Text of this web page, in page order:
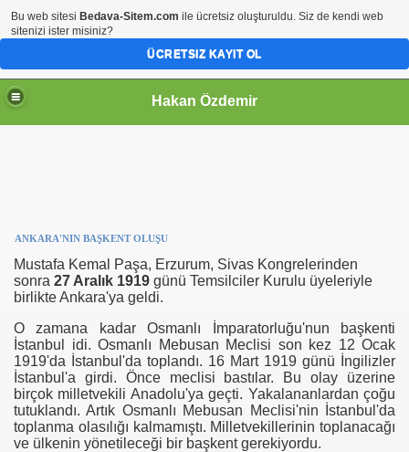
Hakan Özdemir
ANKARA'NIN BAŞKENT OLUŞU
Mustafa Kemal Paşa, Erzurum, Sivas Kongrelerinden
sonra 27 Aralık 1919 günü Temsilciler Kurulu üyeleriyle
birlikte Ankara'ya geldi.
O zamana kadar Osmanlı İmparatorluğu'nun başkenti
İstanbul idi. Osmanlı Mebusan Meclisi son kez 12 Ocak
1919'da İstanbul'da toplandı. 16 Mart 1919 günü İngilizler
İstanbul'a girdi. Önce meclisi bastılar. Bu olay üzerine
birçok milletvekili Anadolu'ya geçti. Yakalananlardan çoğu
tutuklandı. Artık Osmanlı Mebusan Meclisi'nin İstanbul'da
toplanma olasılığı kalmamıştı. Milletvekillerinin toplanacağı
ve ülkenin yönetileceği bir başkent gerekiyordu.
Bu web sitesi Bedava-Sitem.com ile ücretsiz oluşturuldu. Siz de kendi web
sitenizi ister misiniz?
ÜCRETSIZ KAYIT OL